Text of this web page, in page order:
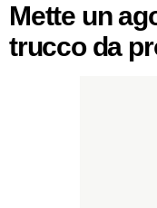
Mette un
trucco da